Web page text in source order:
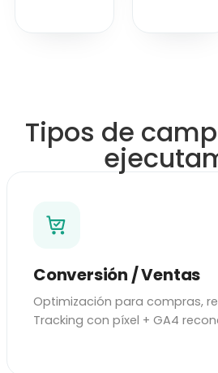
Tipos de
Conversión / Ventas
Optimización para compras,
Tracking con píxel + GA4